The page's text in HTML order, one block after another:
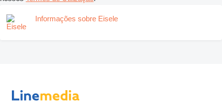
Informações sobre Eisele